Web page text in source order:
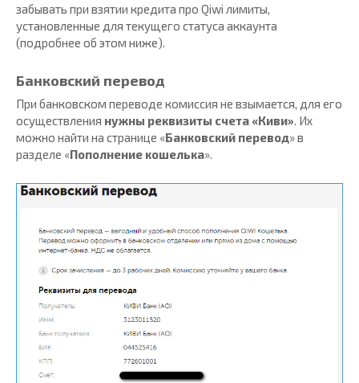
забывать при взятии кредита про Qiwi лимиты,
установленные для текущего статуса аккаунта
(подробнее об этом ниже).
Банковский перевод
При банковском переводе комиссия не взымается, для его
осуществления нужны реквизиты счета «Киви». Их
можно найти на странице «Банковский перевод» в
разделе «Пополнение кошелька».